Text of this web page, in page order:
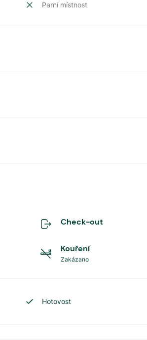
Parní místnost
Check-out
Kouření
Zakázano
Hotovost